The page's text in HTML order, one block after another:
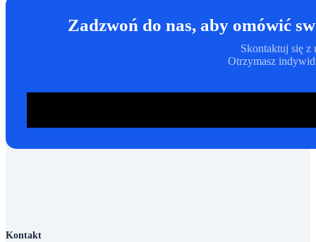
Zadzwoń do nas, aby omówić
Skontaktuj się z
Otrzymasz
Kontakt